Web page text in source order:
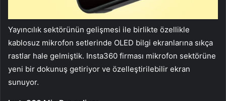
Yayıncılık sektörünün gelişmesi ile birlikte özellikle
kablosuz mikrofon setlerinde OLED bilgi ekranlarına sıkça
rastlar hale gelmiştik. Insta360 firması mikrofon sektörüne
yeni bir dokunuş getiriyor ve özelleştirilebilir ekran
sunuyor.